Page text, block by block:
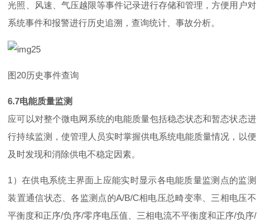
光照、风速、气压越限等事件记录进行存储和管理，方便用户对
系统事件和报警进行历史追溯，查询统计、事故分析。
图20历史事件查询
6.7电能质量监测
应可以对整个微电网系统的电能质量包括稳态状态和暂态状态进
行持续监测，使管理人员实时掌握供电系统电能质量情况，以便
及时发现和消除供电不稳定因素。
1 ）在供电系统主界面上应能实时显示各电能质量监测点的监测
装置通信状态、各监测点的A/B/C相电压总畸变率、三相电压不
平衡度和正序/负 序/零序电压值、三相电流不平衡度和正序/负 序/